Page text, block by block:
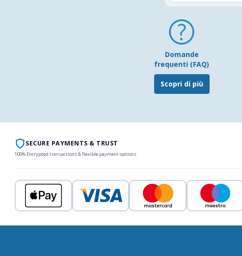
Domande
frequenti (FAQ)
Scopri di più
SECURE PAYMENTS & TRUST
100% Encrypted transactions & flexible payment options